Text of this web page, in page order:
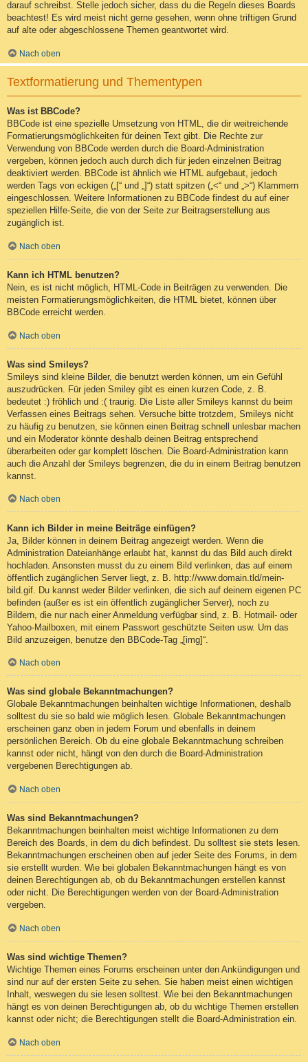
darauf schreibst. Stelle jedoch sicher, dass du die Regeln dieses Boards
beachtest! Es wird meist nicht gerne gesehen, wenn ohne triftigen Grund
auf alte oder abgeschlossene Themen geantwortet wird.
Nach oben
Textformatierung und Thementypen
Was ist BBCode?
BBCode ist eine spezielle Umsetzung von HTML, die dir weitreichende
Formatierungsmöglichkeiten für deinen Text gibt. Die Rechte zur
Verwendung von BBCode werden durch die Board-Administration
vergeben, können jedoch auch durch dich für jeden einzelnen Beitrag
deaktiviert werden. BBCode ist ähnlich wie HTML aufgebaut, jedoch
werden Tags von eckigen („[“ und „]“) statt spitzen („<“ und „>“) Klammern
eingeschlossen. Weitere Informationen zu BBCode findest du auf einer
speziellen Hilfe-Seite, die von der Seite zur Beitragserstellung aus
zugänglich ist.
Nach oben
Kann ich HTML benutzen?
Nein, es ist nicht möglich, HTML-Code in Beiträgen zu verwenden. Die
meisten Formatierungsmöglichkeiten, die HTML bietet, können über
BBCode erreicht werden.
Nach oben
Was sind Smileys?
Smileys sind kleine Bilder, die benutzt werden können, um ein Gefühl
auszudrücken. Für jeden Smiley gibt es einen kurzen Code, z. B.
bedeutet :) fröhlich und :( traurig. Die Liste aller Smileys kannst du beim
Verfassen eines Beitrags sehen. Versuche bitte trotzdem, Smileys nicht
zu häufig zu benutzen, sie können einen Beitrag schnell unlesbar machen
und ein Moderator könnte deshalb deinen Beitrag entsprechend
überarbeiten oder gar komplett löschen. Die Board-Administration kann
auch die Anzahl der Smileys begrenzen, die du in einem Beitrag benutzen
kannst.
Nach oben
Kann ich Bilder in meine Beiträge einfügen?
Ja, Bilder können in deinem Beitrag angezeigt werden. Wenn die
Administration Dateianhänge erlaubt hat, kannst du das Bild auch direkt
hochladen. Ansonsten musst du zu einem Bild verlinken, das auf einem
öffentlich zugänglichen Server liegt, z. B. http://www.domain.tld/mein-
bild.gif. Du kannst weder Bilder verlinken, die sich auf deinem eigenen PC
befinden (außer es ist ein öffentlich zugänglicher Server), noch zu
Bildern, die nur nach einer Anmeldung verfügbar sind, z. B. Hotmail- oder
Yahoo-Mailboxen, mit einem Passwort geschützte Seiten usw. Um das
Bild anzuzeigen, benutze den BBCode-Tag „[img]“.
Nach oben
Was sind globale Bekanntmachungen?
Globale Bekanntmachungen beinhalten wichtige Informationen, deshalb
solltest du sie so bald wie möglich lesen. Globale Bekanntmachungen
erscheinen ganz oben in jedem Forum und ebenfalls in deinem
persönlichen Bereich. Ob du eine globale Bekanntmachung schreiben
kannst oder nicht, hängt von den durch die Board-Administration
vergebenen Berechtigungen ab.
Nach oben
Was sind Bekanntmachungen?
Bekanntmachungen beinhalten meist wichtige Informationen zu dem
Bereich des Boards, in dem du dich befindest. Du solltest sie stets lesen.
Bekanntmachungen erscheinen oben auf jeder Seite des Forums, in dem
sie erstellt wurden. Wie bei globalen Bekanntmachungen hängt es von
deinen Berechtigungen ab, ob du Bekanntmachungen erstellen kannst
oder nicht. Die Berechtigungen werden von der Board-Administration
vergeben.
Nach oben
Was sind wichtige Themen?
Wichtige Themen eines Forums erscheinen unter den Ankündigungen und
sind nur auf der ersten Seite zu sehen. Sie haben meist einen wichtigen
Inhalt, weswegen du sie lesen solltest. Wie bei den Bekanntmachungen
hängt es von deinen Berechtigungen ab, ob du wichtige Themen erstellen
kannst oder nicht; die Berechtigungen stellt die Board-Administration ein.
Nach oben